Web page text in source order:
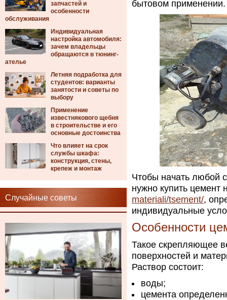
запчастей и
особенности
обслуживания
Индивидуальная
настройка автомобиля:
зачем владельцы
обращаются в тюнинг-
ателье
Летняя подработка для
студентов: варианты
занятости и советы по
выбору
Применение
известнякового щебня
в строительстве и его
основные достоинства
Что влияет на срок
службы шкафа:
конструкция, стены,
крепеж и монтаж
Случайные советы
бытовом применении.
Чтобы начать любой
нужно купить цемент
materiali/tsement/,
индивидуальные
Особенности
Такое скрепляющее
поверхностей и
Раствор состоит:
воды;
цемента